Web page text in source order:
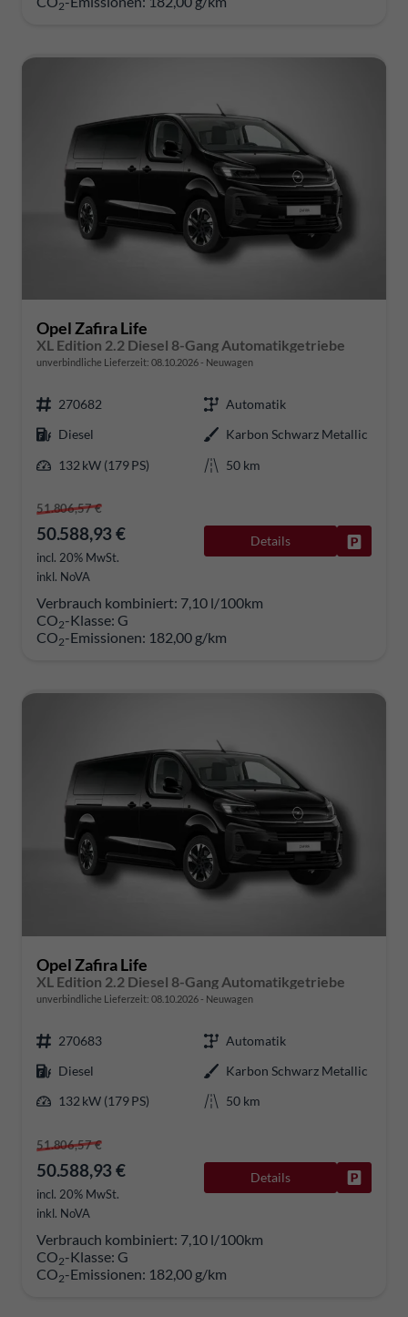
2
Opel Zafira Life
XL Edition 2.2 Diesel 8-Gang Automatikgetriebe
unverbindliche Lieferzeit: 08.10.2026 Neuwagen
270682
Automatik
Diesel
Karbon Schwarz Metallic
132 kW (179 PS)
50 km
51.806,57 €
50.588,93 €
incl. 20% MwSt.
inkl. NoVA
Details
Verbrauch kombiniert: 7,10 l/100km
CO2-Klasse: G
CO2-Emissionen: 182,00 g/km
Opel Zafira Life
XL Edition 2.2 Diesel 8-Gang Automatikgetriebe
unverbindliche Lieferzeit: 08.10.2026 Neuwagen
270683
Automatik
Diesel
Karbon Schwarz Metallic
132 kW (179 PS)
50 km
51.806,57 €
50.588,93 €
incl. 20% MwSt.
inkl. NoVA
Details
Verbrauch kombiniert: 7,10 l/100km
CO2-Klasse: G
CO2-Emissionen: 182,00 g/km